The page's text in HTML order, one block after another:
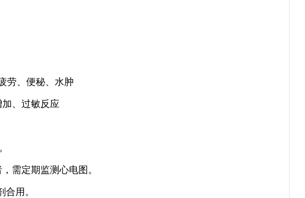
、便秘、水肿
、过敏反应
需定期监测心电图。
用。